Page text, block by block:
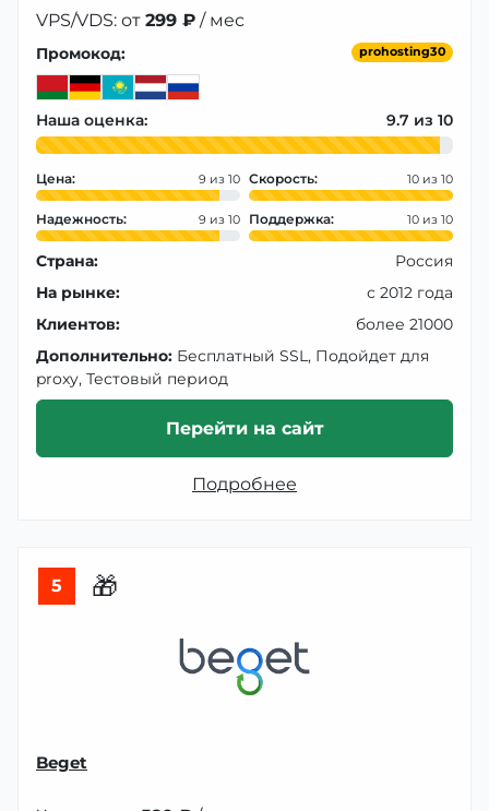
VPS/VDS: от 299 ₽ / мес
Промокод: prohosting30
Наша оценка: 9.7
Цена: 9 Скорость: 10
Надежность: 9 Поддержка: 10
Страна:
Россия
На рынке:
с 2012 года
Клиентов:
более 21000
Дополнительно: Бесплатный SSL, Подойдет для
proxy, Тестовый период
Перейти на сайт
Подробнее
5 🎁
Beget